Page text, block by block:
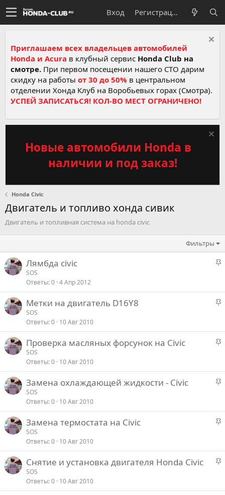
Вход Регистрация
Приглашаем всех владельцев автомобилей
Honda и Acura в клубный сервис Honda Club на
смотре. При первом посещении нашего СТО дарим
скидку на работы от 30 до 50% в центральном
отделении Хонда Клуб на Воробьевых горах (Смотра).
УСПЕЙ ЗАПИСАТЬСЯ! КОЛ-ВО МЕСТ ОГРАНИЧЕНО!
Новые автомобили Honda в
наличии и под заказ!
Honda Civic
Двигатель и топливо хонда сивик
Двигатель и топливная система на honda civic
Фильтры
З
е
н
Лямбда civic
SOS
Ответы 0 4 Апр 2012
З
е
н
Метки на двигатель D16Y8
SOS
Ответы 0 10 Авг 2010
З
е
н
Проверка масляных форсунок на Civic
SOS
Ответы 0 10 Авг 2010
З
е
н
Замена охлаждающей жидкости - Civic
SOS
Ответы 0 10 Авг 2010
З
е
Замена термостата на Civic
SOS
Ответы 0 10 Авг 2010
З
Снятие и установка двигателя Honda Civic
SOS
Ответы 0 10 Авг 2010